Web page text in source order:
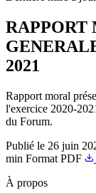
RAPPORT
2021
Rapport moral
l'exercice 2020-
du Forum.
Publié le 26 juin
min Format PDF
À propos